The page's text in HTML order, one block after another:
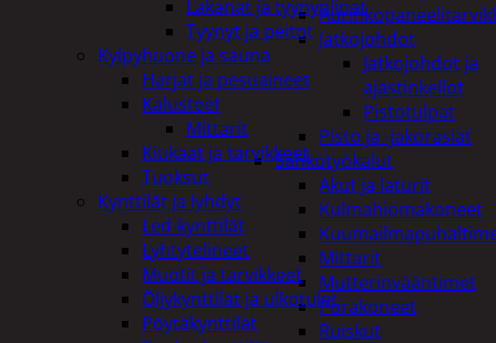
Jatkojohdot
Jatkojohdot ja
ajastinkellot
Pistotulpat
Pisto ja -jakorasiat
Sähkötyökalut
Akut ja laturit
Kulmahiomakoneet
Mittarit
Mutterinvääntimet
Porakoneet
Ruiskut
Lakanat ja tyynynlinat
Tyynyt ja peitot
Kylpyhuone ja sauna
Harjat ja pesuaineet
Kalusteet
Mittarit
Kiukaat ja tarvikkeet
Tuoksut
Kynttilät ja lyhdyt
Led-kynttilät
Lyhtytelineet
Muotit ja tarvikkeet
Öljykynttilät ja ulkotulet
Pöytäkynttilät